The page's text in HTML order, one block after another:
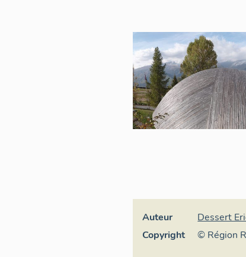
Auteur
Dessert
Copyright
© Région
général